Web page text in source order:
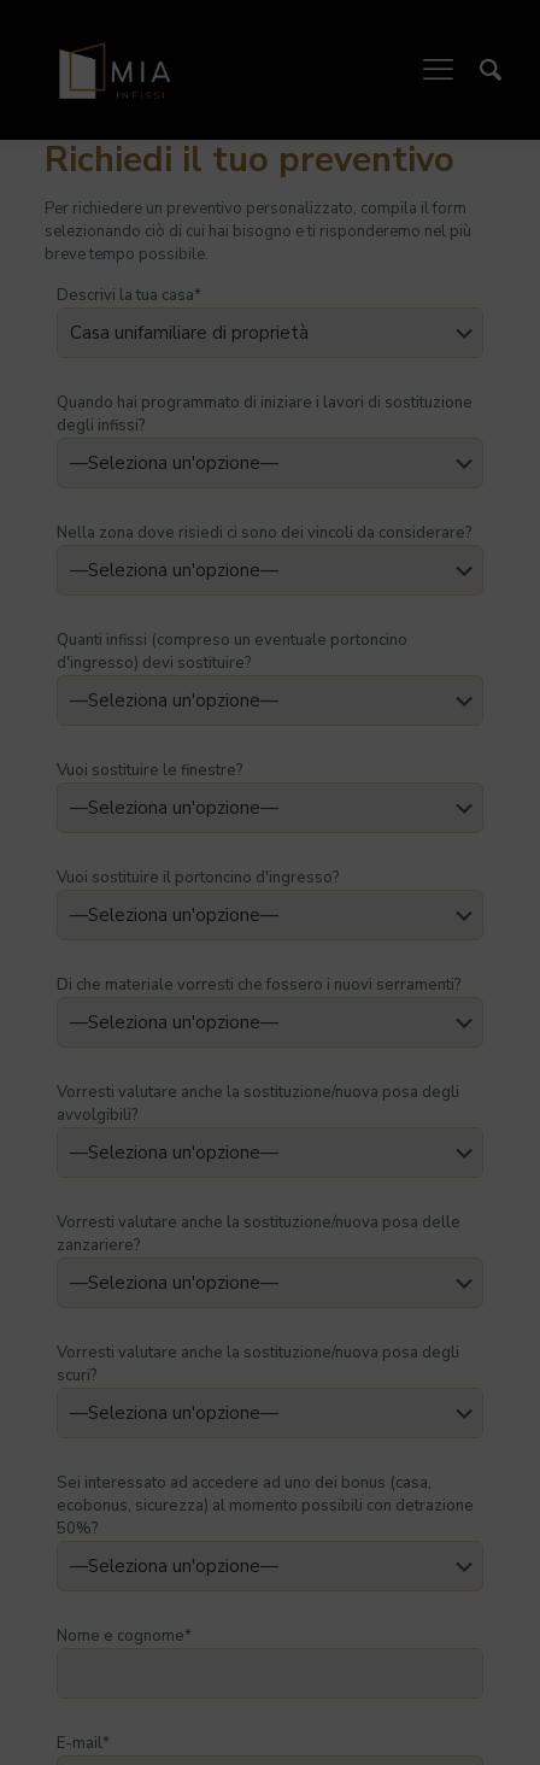
Richiedi il tuo preventivo​
Per richiedere un preventivo personalizzato, compila il form
selezionando ciò di cui hai bisogno e ti risponderemo nel più
breve tempo possibile.
Descrivi la tua casa*
Quando hai programmato di iniziare i lavori di sostituzione
degli infissi?
Nella zona dove risiedi ci sono dei vincoli da considerare?
Quanti infissi (compreso un eventuale portoncino
d'ingresso) devi sostituire?
Vuoi sostituire le finestre?
Vuoi sostituire il portoncino d'ingresso?
Di che materiale vorresti che fossero i nuovi serramenti?
Vorresti valutare anche la sostituzione/nuova posa degli
avvolgibili?
Vorresti valutare anche la sostituzione/nuova posa delle
zanzariere?
Vorresti valutare anche la sostituzione/nuova posa degli
scuri?
Sei interessato ad accedere ad uno dei bonus (casa,
ecobonus, sicurezza) al momento possibili con detrazione
50%?
Nome e cognome*
E-mail*